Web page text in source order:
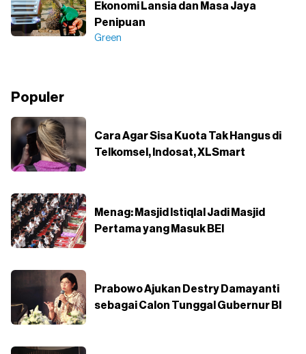
Ekonomi Lansia dan Masa Jaya
Penipuan
Green
Populer
Cara Agar Sisa Kuota Tak Hangus di
Telkomsel, Indosat, XLSmart
Menag: Masjid Istiqlal Jadi Masjid
Pertama yang Masuk BEI
Prabowo Ajukan Destry Damayanti
sebagai Calon Tunggal Gubernur BI